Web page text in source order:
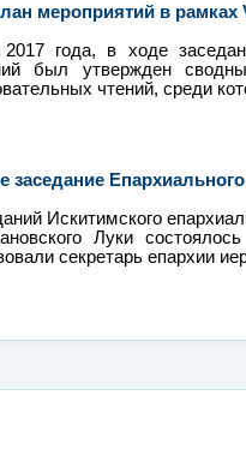
мероприятий в рамках
года, в ходе
был утвержден
чтений, среди
заседание Епархиального
Искитимского
Луки
секретарь епархии